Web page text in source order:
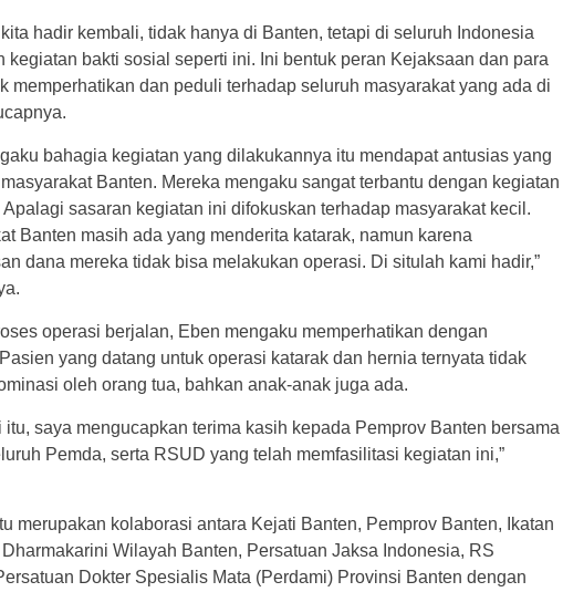
kita hadir kembali, tidak hanya di Banten, tetapi di seluruh Indonesia
kegiatan bakti sosial seperti ini. Ini bentuk peran Kejaksaan dan para
memperhatikan dan peduli terhadap seluruh masyarakat yang ada di
bahagia kegiatan yang dilakukannya itu mendapat antusias yang
Banten. Mereka mengaku sangat terbantu dengan kegiatan
sasaran kegiatan ini difokuskan terhadap masyarakat kecil.
Banten masih ada yang menderita katarak, namun karena
dana mereka tidak bisa melakukan operasi. Di situlah kami hadir,”
operasi berjalan, Eben mengaku memperhatikan dengan
yang datang untuk operasi katarak dan hernia ternyata tidak
oleh orang tua, bahkan anak-anak juga ada.
itu, saya mengucapkan terima kasih kepada Pemprov Banten bersama
Pemda, serta RSUD yang telah memfasilitasi kegiatan ini,”
merupakan kolaborasi antara Kejati Banten, Pemprov Banten, Ikatan
Wilayah Banten, Persatuan Jaksa Indonesia, RS
Dokter Spesialis Mata (Perdami) Provinsi Banten dengan